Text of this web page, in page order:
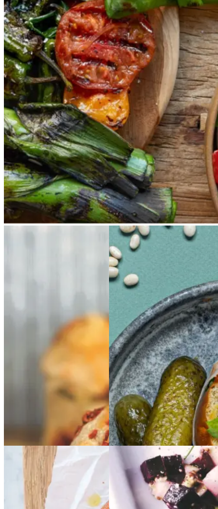
Vegansk
Vegetarisk
Vores version af den traditionelle
salat empedrat fra det catalanske
køkken. Spis den med brød som
en let frokost eller i et større
måltid som her. Salbitxada minder
noget om en anden ligeledes
catalansk sauce, romesco. I
Catalonien spises den til såkaldte
calcots, der er små porrelignende
løg. Dem griller man helt sorte, så
fjerner man den yderste skal og
dypper det fløjlsbløde løg i
saucen. Calcots er svære at
opdrive på disse kanter, men små
nye porrer kan bruges.
med
tomat ogog
Sloppy Sloppy JoeJoe
Gem opskrift
Morgenmad
Frokost